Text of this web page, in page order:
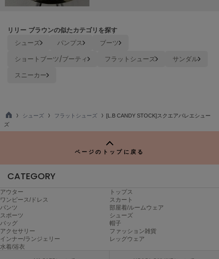
Mila Owen
MOIGE
モワージュ
nezu
ネズ
NIKE
ナイキ
NOWNS
ナウンス
リリー ブラウンの似たカテゴリを探す
シューズ パンプス
ブーツ
ショートブーツ/ブーティ
フラットシューズ
サンダル
スニーカー
TO
P
シューズ フラットシューズ
[L.B CANDY STOCK]スクエアバレエシュー
ズ
ページのトップに戻る
CATEGORY
アウター
トップス
ワンピース/ドレス
スカート
パンツ
部屋着/ルームウェア
スポーツ
シューズ
バッグ
帽子
アクセサリー
ファッション雑貨
インナー/ランジェリー
レッグウェア
水着/浴衣